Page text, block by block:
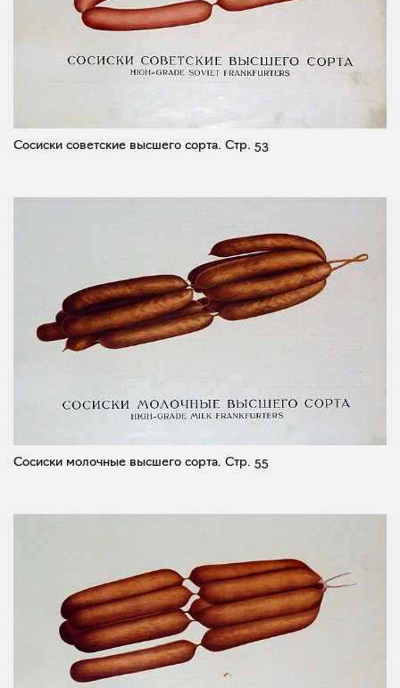
Сосиски советские высшего сорта. Стр. 53
Сосиски молочные высшего сорта. Стр. 55